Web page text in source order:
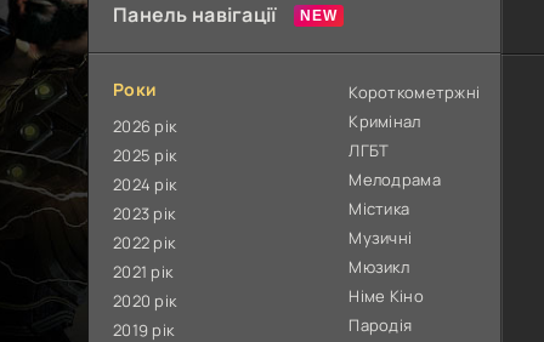
Панель навігації
Роки
2026 рік
2025 рік
2024 рік
2023 рік
2022 рік
2021 рік
2020 рік
2019 рік
Короткометржні
Кримінал
ЛГБТ
Мелодрама
Містика
Музичні
Мюзикл
Німе Кіно
Пародія